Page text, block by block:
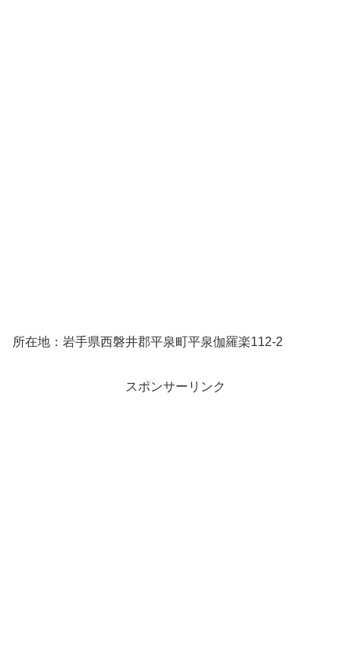
所在地：岩手県西磐井郡平泉町平泉伽羅楽112-2
スポンサーリンク